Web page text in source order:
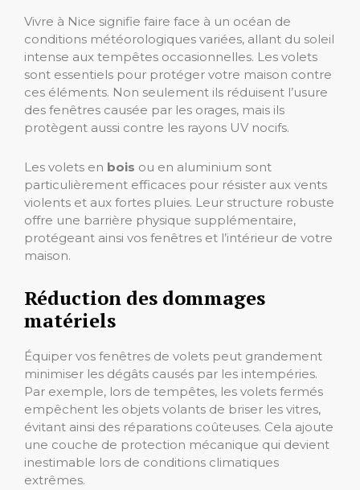
Vivre à Nice signifie faire face à un océan de
conditions météorologiques variées, allant du soleil
intense aux tempêtes occasionnelles. Les volets
sont essentiels pour protéger votre maison contre
ces éléments. Non seulement ils réduisent l’usure
des fenêtres causée par les orages, mais ils
protègent aussi contre les rayons UV nocifs.
Les volets en bois ou en aluminium sont
particulièrement efficaces pour résister aux vents
violents et aux fortes pluies. Leur structure robuste
offre une barrière physique supplémentaire,
protégeant ainsi vos fenêtres et l’intérieur de votre
maison.
Réduction des dommages
matériels
Équiper vos fenêtres de volets peut grandement
minimiser les dégâts causés par les intempéries.
Par exemple, lors de tempêtes, les volets fermés
empêchent les objets volants de briser les vitres,
évitant ainsi des réparations coûteuses. Cela ajoute
une couche de protection mécanique qui devient
inestimable lors de conditions climatiques
extrêmes.